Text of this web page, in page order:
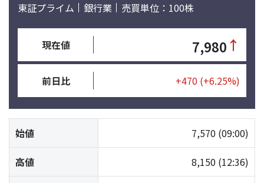
東証プライム 銀行業 売買単位：100株
現在値 7,980 ↑
前日比 +470 (+6.25%)
始値 7,570 (09:00)
高値 8,150 (12:36)